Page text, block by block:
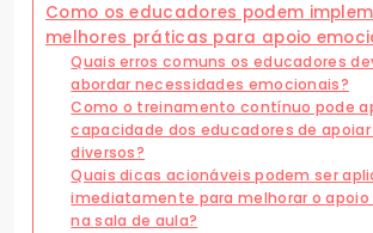
Como os educadores podem
melhores práticas para apoio
Quais erros comuns os educadores
abordar necessidades emocionais?
Como o treinamento contínuo pode
capacidade dos educadores de
diversos?
Quais dicas acionáveis podem ser
imediatamente para melhorar o
na sala de aula?